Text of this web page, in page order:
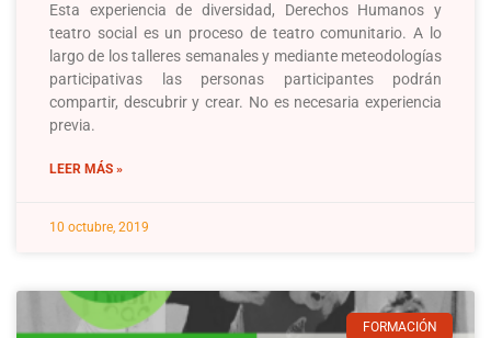
Esta experiencia de diversidad, Derechos Humanos y
teatro social es un proceso de teatro comunitario. A lo
largo de los talleres semanales y mediante meteodologías
participativas las personas participantes podrán
compartir, descubrir y crear. No es necesaria experiencia
previa.
LEER MÁS »
10 octubre, 2019
FORMACIÓN